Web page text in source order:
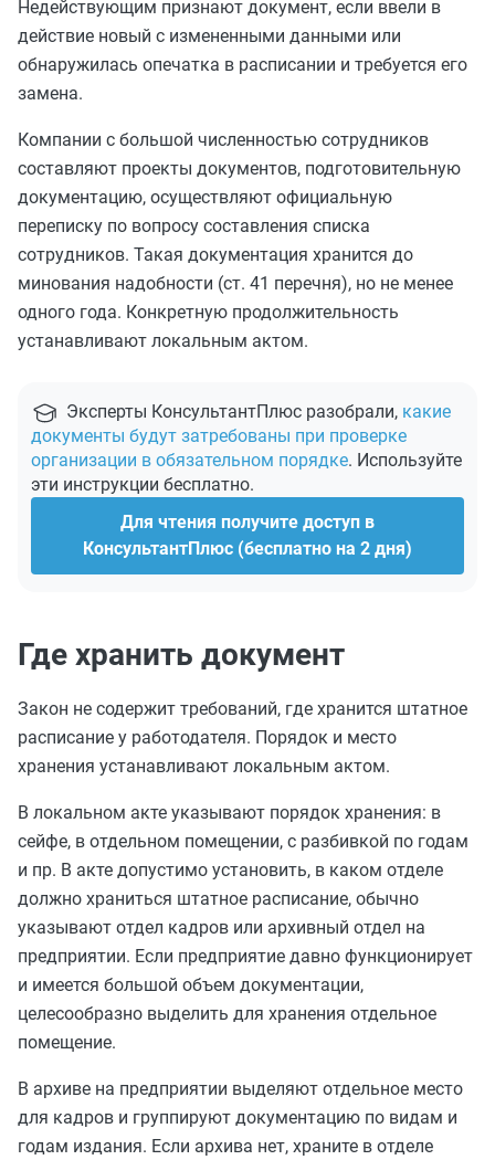
Недействующим признают документ, если ввели в
действие новый с измененными данными или
обнаружилась опечатка в расписании и требуется его
замена.
Компании с большой численностью сотрудников
составляют проекты документов, подготовительную
документацию, осуществляют официальную
переписку по вопросу составления списка
сотрудников. Такая документация хранится до
минования надобности (ст. 41 перечня), но не менее
одного года. Конкретную продолжительность
устанавливают локальным актом.
Эксперты КонсультантПлюс разобрали, какие
документы будут затребованы при проверке
организации в обязательном порядке. Используйте
эти инструкции бесплатно.
Для чтения получите доступ в
КонсультантПлюс (бесплатно на 2 дня)
Где хранить документ
Закон не содержит требований, где хранится штатное
расписание у работодателя. Порядок и место
хранения устанавливают локальным актом.
В локальном акте указывают порядок хранения: в
сейфе, в отдельном помещении, с разбивкой по годам
и пр. В акте допустимо установить, в каком отделе
должно храниться штатное расписание, обычно
указывают отдел кадров или архивный отдел на
предприятии. Если предприятие давно функционирует
и имеется большой объем документации,
целесообразно выделить для хранения отдельное
помещение.
В архиве на предприятии выделяют отдельное место
для кадров и группируют документацию по видам и
годам издания. Если архива нет, храните в отделе